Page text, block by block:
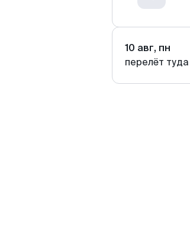
10 авг, пн
перелёт туда